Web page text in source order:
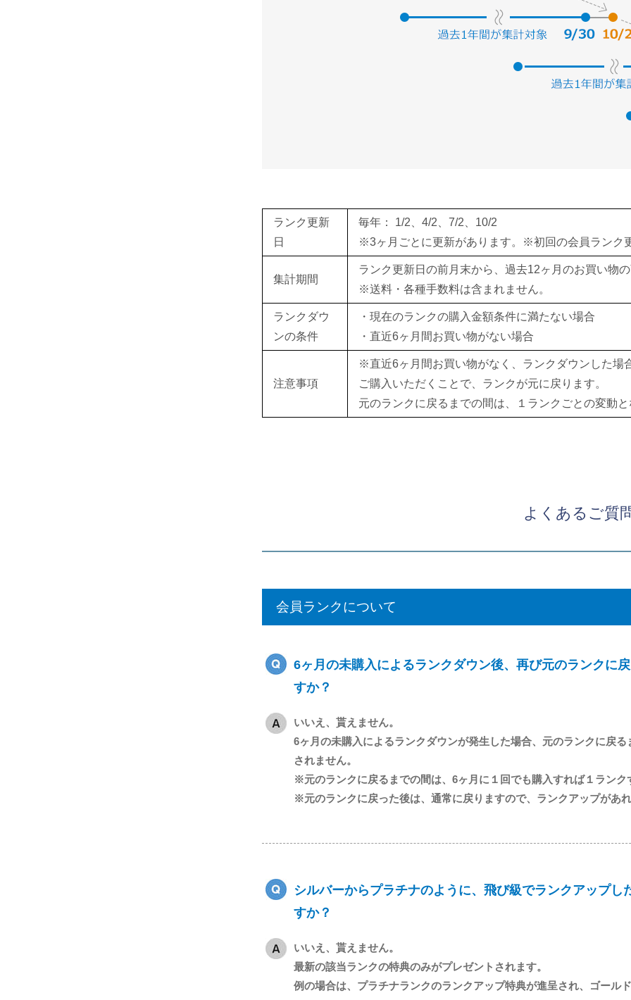
ランク更新
日
毎年： 1/2、4/2、7/2、10/2
※3ヶ月ごとに更新があります。※初回の会員ランク
集計期間
ランク更新日の前月末から、過去12ヶ月のお買い物
※送料・各種手数料は含まれません。
ランクダウ
ンの条件
・現在のランクの購入金額条件に満たない場合
・直近6ヶ月間お買い物がない場合
注意事項
※直近6ヶ月間お買い物がなく、ランクダウンした場
ご購入いただくことで、ランクが元に戻ります。
元のランクに戻るまでの間は、１ランクごとの変動
よくあるご質
会員ランクについて
6ヶ月の未購入によるランクダウン後、再び元のランクに
すか？
いいえ、貰えません。
6ヶ月の未購入によるランクダウンが発生した場合、元のランクに戻
されません。
※元のランクに戻るまでの間は、6ヶ月に１回でも購入すれば１ラン
※元のランクに戻った後は、通常に戻りますので、ランクアップがあ
シルバーからプラチナのように、飛び級でランクアップ
すか？
いいえ、貰えません。
最新の該当ランクの特典のみがプレゼントされます。
例の場合は、プラチナランクのランクアップ特典が進呈され、ゴール